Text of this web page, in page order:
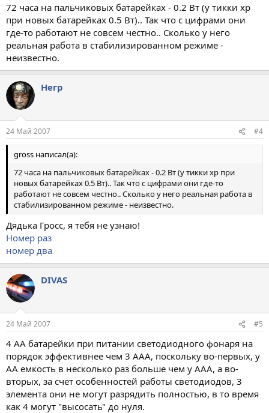
72 часа на пальчиковых батарейках - 0.2 Вт (у тикки хр
при новых батарейках 0.5 Вт).. Так что с цифрами они
где-то работают не совсем честно.. Сколько у него
реальная работа в стабилизированном режиме -
неизвестно.
Негр
24 Май 2007 #4
gross написал(а):
72 часа на пальчиковых батарейках - 0.2 Вт (у тикки хр при
новых батарейках 0.5 Вт).. Так что с цифрами они где-то
работают не совсем честно.. Сколько у него реальная работа в
стабилизированном режиме - неизвестно.
Дядька Гросс, я тебя не узнаю!
Номер раз
номер два
DIVAS
24 Май 2007 #5
4 АА батарейки при питании светодиодного фонаря на
порядок эффективнее чем 3 ААА, поскольку во-первых, у
АА емкость в несколько раз больше чем у ААА, а во-
вторых, за счет особенностей работы светодиодов, 3
элемента они не могут разрядить полностью, в то время
как 4 могут "высосать" до нуля.